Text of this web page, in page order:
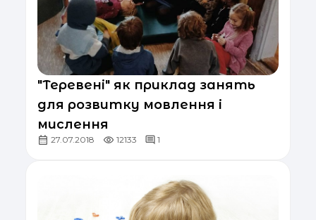
"Теревені" як приклад занять
для розвитку мовлення і
мислення
27.07.2018 12133 1